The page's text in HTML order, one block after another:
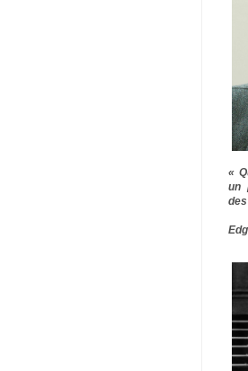
«
un